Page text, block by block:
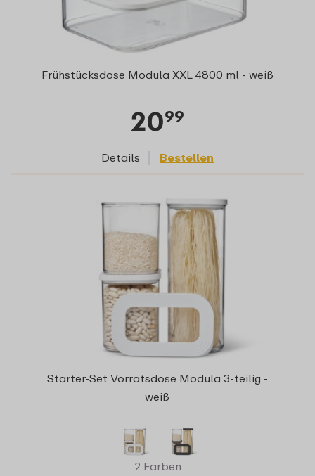
Frühstücksdose Modula XXL 4800 ml - weiß
2099
Details Bestellen
Starter-Set Vorratsdose Modula 3-teilig -
weiß
2 Farben